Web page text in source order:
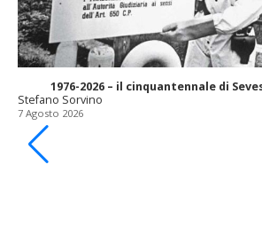
1976-2026 – il cinquantennale di
Stefano Sorvino
7 Agosto 2026